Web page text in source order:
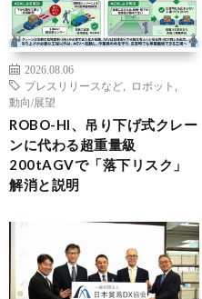
2026.08.06
プレスリリースなど
ロボット
動向/展望
ROBO-HI、吊り下げ式クレー
ンに代わる超重量級
200tAGVで「落下リスク」
解消と説明